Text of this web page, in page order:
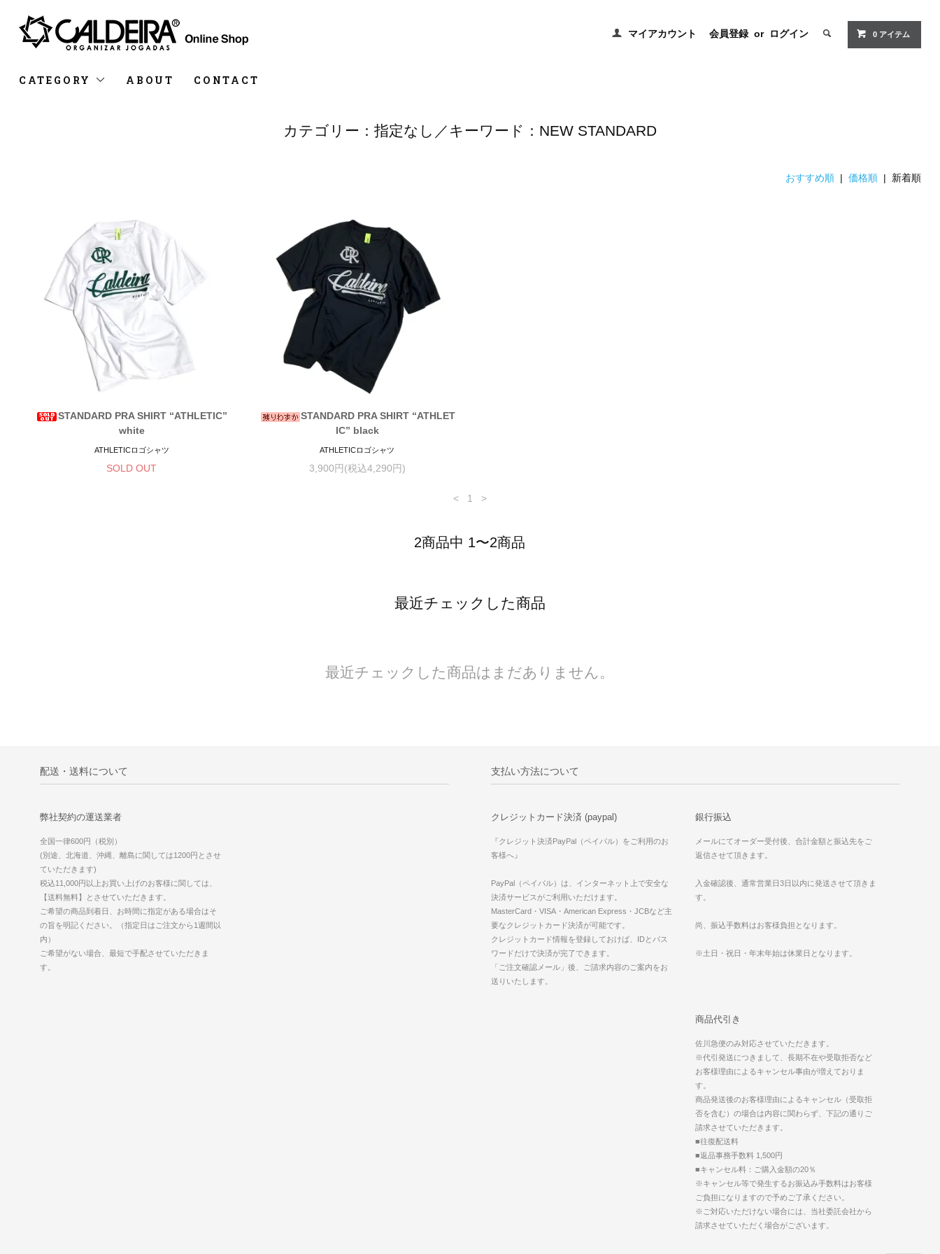
マイアカウント 会員登録 or ログイン 0 アイテム
CATEGORY ABOUT CONTACT
カテゴリー：指定なし／キーワード：NEW STANDARD
おすすめ順 |価格順 | 新着順
STANDARD PRA SHIRT “ATHLETIC”
white
ATHLETICロゴシャツ
SOLD OUT
STANDARD PRA SHIRT “ATHLET
IC” black
ATHLETICロゴシャツ
3,900円(税込4,290円)
< 1 >
2商品中 1〜2商品
最近チェックした商品
最近チェックした商品はまだありません。
配送・送料について
弊社契約の運送業者
全国一律600円（税別）
(別途、北海道、沖縄、離島に関しては1200円とさせ
ていただきます)
税込11,000円以上お買い上げのお客様に関しては、
【送料無料】とさせていただきます。
ご希望の商品到着日、お時間に指定がある場合はそ
の旨を明記ください。（指定日はご注文から1週間以
内）
ご希望がない場合、最短で手配させていただきま
す。
支払い方法について
クレジットカード決済 (paypal)
『クレジット決済PayPal（ペイパル）をご利用のお
客様へ』
PayPal（ペイパル）は、インターネット上で安全な
決済サービスがご利用いただけます。
MasterCard・VISA・American Express・JCBなど主
要なクレジットカード決済が可能です。
クレジットカード情報を登録しておけば、IDとパス
ワードだけで決済が完了できます。
「ご注文確認メール」後、ご請求内容のご案内をお
送りいたします。
銀行振込
メールにてオーダー受付後、合計金額と振込先をご
返信させて頂きます。
入金確認後、通常営業日3日以内に発送させて頂きま
す。
尚、振込手数料はお客様負担となります。
※土日・祝日・年末年始は休業日となります。
商品代引き
佐川急便のみ対応させていただきます。
※代引発送につきまして、長期不在や受取拒否など
お客様理由によるキャンセル事由が増えておりま
す。
商品発送後のお客様理由によるキャンセル（受取拒
否を含む）の場合は内容に関わらず、下記の通りご
請求させていただきます。
■往復配送料
■返品事務手数料 1,500円
■キャンセル料：ご購入金額の20％
※キャンセル等で発生するお振込み手数料はお客様
ご負担になりますので予めご了承ください。
※ご対応いただけない場合には、当社委託会社から
請求させていただく場合がございます。